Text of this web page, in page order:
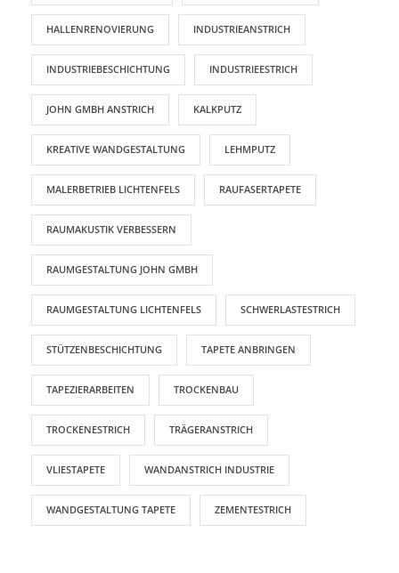
HALLENRENOVIERUNG INDUSTRIEANSTRICH
INDUSTRIEBESCHICHTUNG INDUSTRIEESTRICH
JOHN GMBH ANSTRICH KALKPUTZ
KREATIVE WANDGESTALTUNG LEHMPUTZ
MALERBETRIEB LICHTENFELS RAUFASERTAPETE
RAUMAKUSTIK VERBESSERN
RAUMGESTALTUNG JOHN GMBH
RAUMGESTALTUNG LICHTENFELS SCHWERLASTESTRICH
STÜTZENBESCHICHTUNG TAPETE ANBRINGEN
TAPEZIERARBEITEN TROCKENBAU
TROCKENESTRICH TRÄGERANSTRICH
VLIESTAPETE WANDANSTRICH INDUSTRIE
WANDGESTALTUNG TAPETE ZEMENTESTRICH